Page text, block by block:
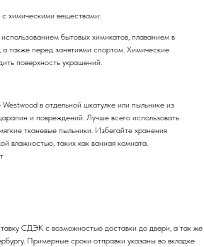
с химическими веществами:
бытовых химикатов, плаванием в
также перед занятиями спортом. Химические
поверхность украшений.
в отдельной шкатулке или пыльнике из
и повреждений. Лучше всего использовать
тканевые пыльники. Избегайте хранения
влажностью, таких как ванная комната.
СДЭК с возможностью доставки до двери, а так же
Примерные сроки отправки указаны во вкладке